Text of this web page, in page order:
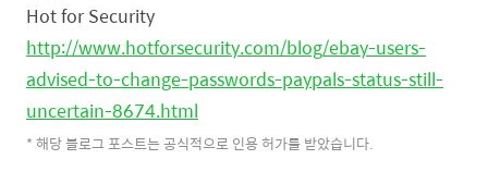
Hot for Security
http://www.hotforsecurity.com/blog/ebay-users-
advised-to-change-passwords-paypals-status-still-
uncertain-8674.html
* 해당 블로그 포스트는 공식적으로 인용 허가를 받았습니다.